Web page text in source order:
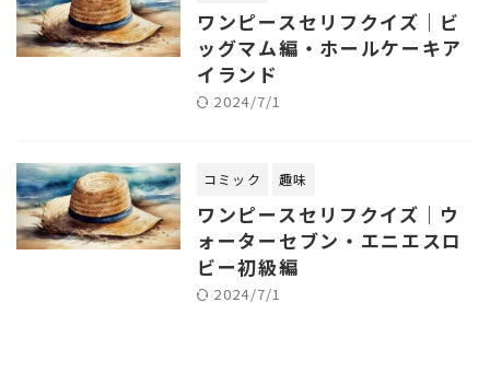
ワンピースセリフクイズ｜ビ
ッグマム編・ホールケーキア
イランド
2024/7/1
コミック 趣味
ワンピースセリフクイズ｜ウ
ォーターセブン・エニエスロ
ビー初級編
2024/7/1